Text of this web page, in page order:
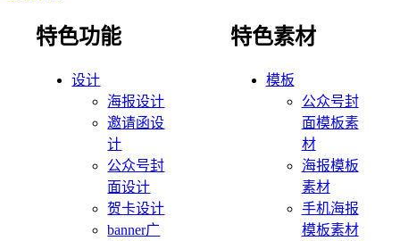
特色功能
设计
海报设计
邀请函设
计
公众号封
面设计
贺卡设计
banner广
特色素材
模板
公众号封
面模板素
材
海报模板
素材
手机海报
模板素材